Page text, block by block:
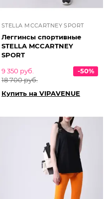
STELLA MCCARTNEY SPORT
Леггинсы спортивные
STELLA MCCARTNEY
SPORT
9 350 руб.
18 700 руб.
-50%
Купить на VIPAVENUE